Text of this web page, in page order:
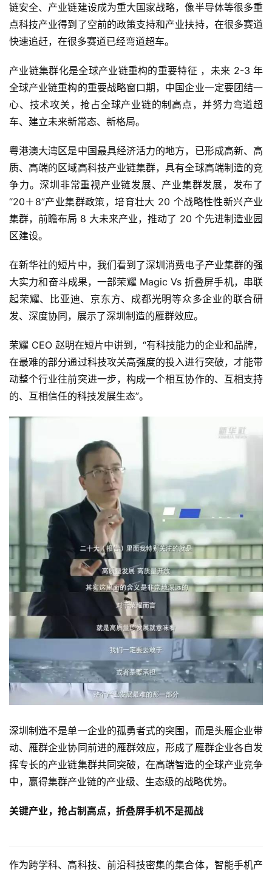
链安全、产业链建设成为重大国家战略，像半导体等很多重
点科技产业得到了空前的政策支持和产业扶持，在很多赛道
快速追赶，在很多赛道已经弯道超车。
产业链集群化是全球产业链重构的重要特征 ，未来 2-3 年
全球产业链重构的重要战略窗口期，中国企业一定要团结一
心、技术攻关，抢占全球产业链的制高点，并努力弯道超
车、建立未来新常态、新格局。
粤港澳大湾区是中国最具经济活力的地方，已形成高新、高
质、高端的区域高科技产业链集群，具有全球高端制造的竞
争力。深圳非常重视产业链发展、产业集群发展，发布了
“20＋8”产业集群政策，培育壮大 20 个战略性性新兴产业
集群，前瞻布局 8 大未来产业，推动了 20 个先进制造业园
区建设。
在新华社的短片中，我们看到了深圳消费电子产业集群的强
大实力和奋斗成果，一部荣耀 Magic Vs 折叠屏手机，串联
起荣耀、比亚迪、京东方、成都光明等众多企业的联合研
发、深度协同，展示了深圳制造的雁群效应。
荣耀 CEO 赵明在短片中讲到，“有科技能力的企业和品牌，
在最难的部分通过科技攻关高强度的投入进行突破，才能带
动整个行业往前突进一步，构成一个相互协作的、互相支持
的、互相信任的科技发展生态”。
深圳制造不是单一企业的孤勇者式的突围，而是头雁企业带
动、雁群企业协同前进的雁群效应，形成了雁群企业各自发
挥专长的产业链集群共同突破，在高端智造的全球产业竞争
中，赢得集群产业链的产业级、生态级的战略优势。
关键产业，抢占制高点，折叠屏手机不是孤战
作为跨学科、高科技、前沿科技密集的集合体，智能手机产